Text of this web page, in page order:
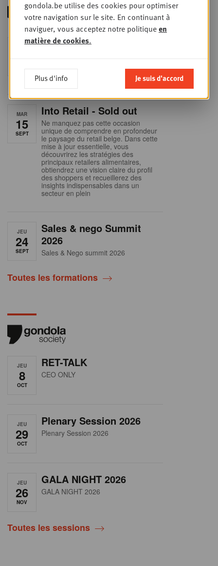
MER
Foodservice - Joint
Intro to Negotiation: Succes aan de
onderhandelingstafel is geen toeval!
MAR
15
SEPT
Into Retail - Sold out
Ne manquez pas cette occasion
unique de comprendre en profondeur
le paysage du retail belge. Dans cette
mise à jour essentielle, vous
découvrirez les stratégies des
principaux retailers alimentaires,
obtiendrez une vision claire du profil
des shoppers et recueillerez des
insights indispensables dans un
secteur en plein
JEU
24
SEPT
Sales & nego Summit
2026
Sales & Nego summit 2026
Toutes les formations
JEU
8
OCT
RET-TALK
CEO ONLY
JEU
29
OCT
Plenary Session 2026
Plenary Session 2026
JEU
26
NOV
GALA NIGHT 2026
GALA NIGHT 2026
Toutes les sessions
gondola.be utilise des cookies pour optimiser
votre navigation sur le site. En continuant à
naviguer, vous acceptez notre politiqueen
matière de cookies.
Plus d'info Je suis d'accord